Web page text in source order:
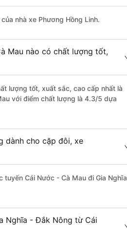
nhà xe Phương Hồng Linh.
Mau nào có chất lượng tốt,
lượng tốt, xuất sắc, cao cấp nhất là
với điểm chất lượng là 4.3/5 dựa
dành cho cặp đôi, xe
tuyến Cái Nước - Cà Mau đi Gia Nghĩa
Nghĩa - Đắk Nông từ Cái